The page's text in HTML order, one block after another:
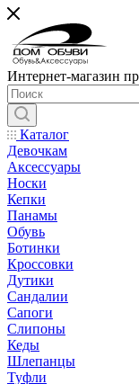
Интернет-магазин
Каталог
Девочкам
Аксессуары
Носки
Кепки
Панамы
Обувь
Ботинки
Кроссовки
Дутики
Сандалии
Сапоги
Слипоны
Кеды
Шлепанцы
Туфли